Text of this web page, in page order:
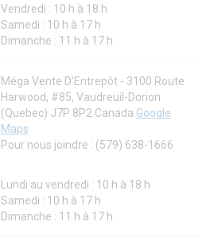
Vendredi : 10 h à 18 h
Samedi : 10 h à 17 h
Dimanche : 11 h à 17 h
Méga Vente D'Entrepôt - 3100 Route
Harwood, #85, Vaudreuil-Dorion
(Quebec) J7P 8P2 Canada Google
Maps
Pour nous joindre : (579) 638-1666
Lundi au vendredi : 10 h à 18 h
Samedi : 10 h à 17 h
Dimanche : 11 h à 17 h